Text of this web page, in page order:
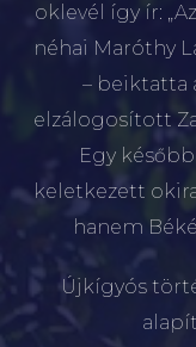
oklevél így ír:
néhai Maróthy
– beiktatta
elzálogosított
Egy
keletkezett
hanem
Újkígyós